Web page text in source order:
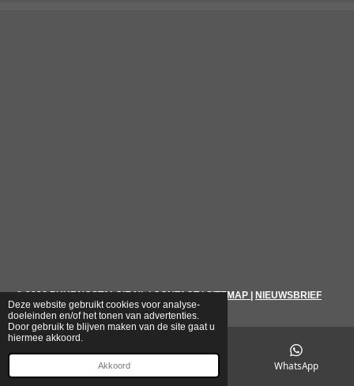
Deze website gebruikt cookies voor analyse-
doeleinden en/of het tonen van advertenties.
Door gebruik te blijven maken van de site gaat u
hiermee akkoord.
Akkoord
© 2026 PUURNOSTALGIE.NL|CONTACT|SITEMAP NIEUWSBRIEF
WhatsApp